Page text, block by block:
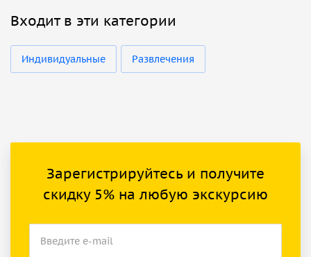
Входит в эти категории
Индивидуальные Развлечения
Зарегистрируйтесь и получите
скидку 5% на любую экскурсию